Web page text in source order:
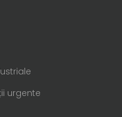
urgente